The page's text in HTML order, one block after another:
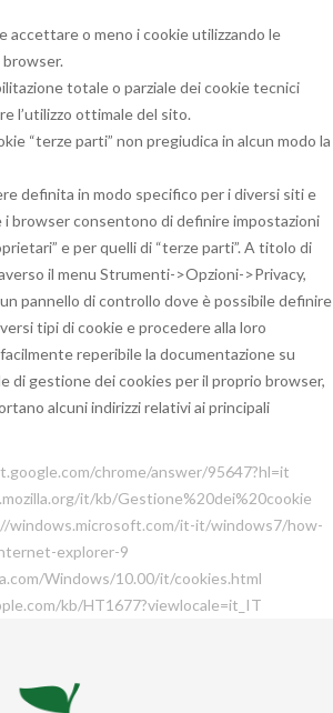
accettare o meno i cookie utilizzando le
totale o parziale dei cookie tecnici
l’utilizzo ottimale del sito.
“terze parti” non pregiudica in alcun modo la
definita in modo specifico per i diversi siti e
i browser consentono di definire impostazioni
e per quelli di “terze parti”. A titolo di
il menu Strumenti->Opzioni->Privacy,
pannello di controllo dove è possibile definire
tipi di cookie e procedere alla loro
reperibile la documentazione su
di gestione dei cookies per il proprio browser,
alcuni indirizzi relativi ai principali
chrome/answer/95647?hl=it
it/kb/Gestione%20dei%20cookie
windows.microsoft.com/it-it/windows7/how-
explorer-9
Windows/10.00/it/cookies.html
kb/HT1677?viewlocale=it_IT